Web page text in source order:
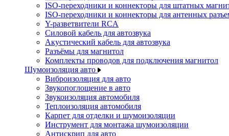
ISO-переходники и коннекторы для штатных
ISO-переходники и коннекторы для антенных
Y-разветвители RCA
Силовой кабель для автозвука
Акустический кабель для автозвука
Разъёмы для магнитол
Комплекты проводов для подключения магнитол
Шумоизоляция авто
Виброизоляция для авто
Звукопоглощение в авто
Звукоизоляция автомобиля
Теплоизоляция автомобиля
Карпет для отделки и шумоизоляции
Инструмент для монтажа шумоизоляции
Антискрип для авто